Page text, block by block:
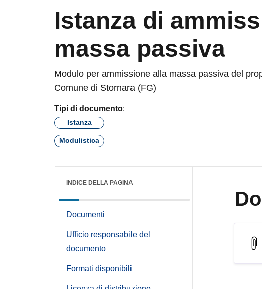
Istanza di
passiva
Modulo per ammissione alla massa passiva del
di Stornara (FG)
Tipi di documento:
Istanza
Modulistica
INDICE DELLA PAGINA
Documenti
Ufficio responsabile del
documento
Formati disponibili
Questo sito web